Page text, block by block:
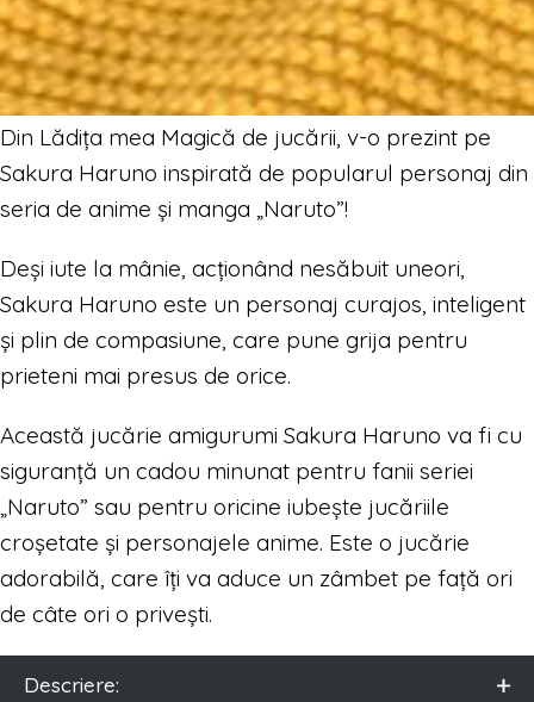
Din Lădița mea Magică de jucării, v-o prezint pe
Sakura Haruno inspirată de popularul personaj din
seria de anime și manga „Naruto”!
Deși iute la mânie, acționând nesăbuit uneori,
Sakura Haruno este un personaj curajos, inteligent
și plin de compasiune, care pune grija pentru
prieteni mai presus de orice.
Această jucărie amigurumi Sakura Haruno va fi cu
siguranță un cadou minunat pentru fanii seriei
„Naruto” sau pentru oricine iubește jucăriile
croșetate și personajele anime. Este o jucărie
adorabilă, care îți va aduce un zâmbet pe față ori
de câte ori o privești.
Descriere: